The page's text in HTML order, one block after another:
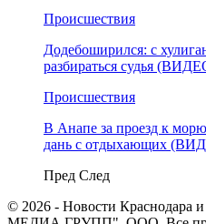
Происшествия
Додебоширился: с
разбираться судья
Происшествия
В Анапе за проезд к
дань с отдыхающих
Пред След
© 2026 - Новости Краснодара